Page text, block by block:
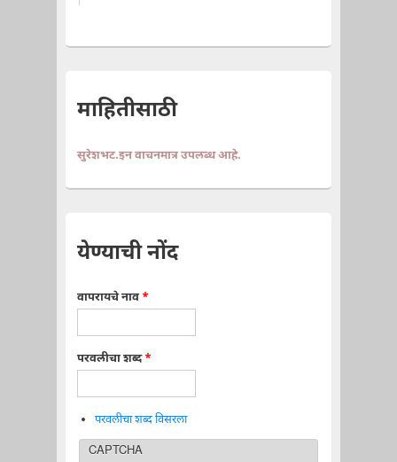
माहितीसाठी
सुरेशभट.इन वाचनमात्र उपलब्ध आहे.
येण्याची नोंद
वापरायचे नाव *
परवलीचा शब्द*
परवलीचा शब्द विसरला
CAPTCHA